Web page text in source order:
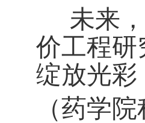
未来
价工程研
绽放光彩
（药学